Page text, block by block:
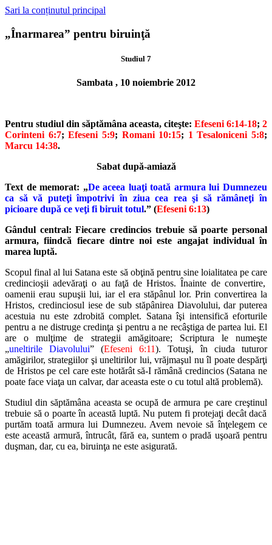
Sari la conținutul principal
„Înarmarea” pentru biruinţă
Studiul 7
Sambata , 10 noiembrie 2012
Pentru studiul din săptămâna aceasta, citeşte: Efeseni 6:14-18; 2
Corinteni 6:7; Efeseni 5:9; Romani 10:15; 1 Tesaloniceni 5:8;
Marcu 14:38.
Sabat după-amiază
Text de memorat: „De aceea luaţi toată armura lui Dumnezeu
ca să vă puteţi împotrivi în ziua cea rea şi să rămâneţi în
picioare după ce veţi fi biruit totul.” (Efeseni 6:13)
Gândul central: Fiecare credincios trebuie să poarte personal
armura, fiindcă fiecare dintre noi este angajat individual în
marea luptă.
Scopul final al lui Satana este să obţină pentru sine loialitatea pe care
credincioşii adevăraţi o au faţă de Hristos. Înainte de convertire,
oamenii erau supuşii lui, iar el era stăpânul lor. Prin convertirea la
Hristos, credinciosul iese de sub stăpânirea Diavolului, dar puterea
acestuia nu este zdrobită complet. Satana îşi intensifică eforturile
pentru a ne distruge credinţa şi pentru a ne recâştiga de partea lui. El
are o mulţime de strategii amăgitoare; Scriptura le numeşte
„uneltirile Diavolului” (Efeseni 6:11). Totuşi, în ciuda tuturor
amăgirilor, strategiilor şi uneltirilor lui, vrăjmaşul nu îl poate despărţi
de Hristos pe cel care este hotărât să-I rămână credincios (Satana ne
poate face viaţa un calvar, dar aceasta este o cu totul altă problemă).
Studiul din săptămâna aceasta se ocupă de armura pe care creştinul
trebuie să o poarte în această luptă. Nu putem fi protejaţi decât dacă
purtăm toată armura lui Dumnezeu. Avem nevoie să înţelegem ce
este această armură, întrucât, fără ea, suntem o pradă uşoară pentru
duşman, dar, cu ea, biruinţa ne este asigurată.